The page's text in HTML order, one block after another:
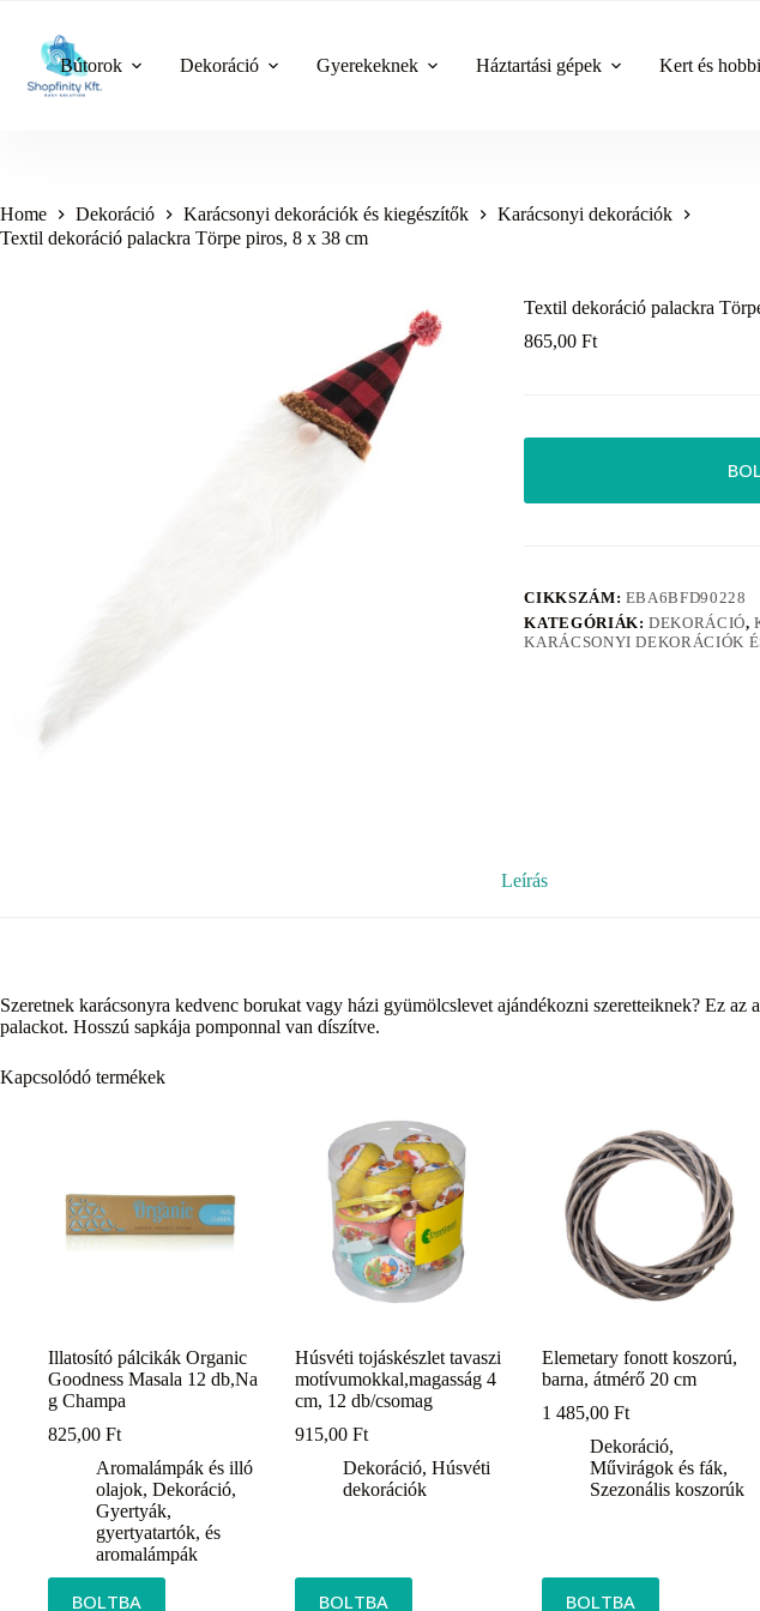
content
Bútorok Dekoráció Gyerekeknek Háztartási gépek Kert és hobbi
Home Dekoráció Karácsonyi dekorációk és kiegészítők
Karácsonyi dekorációk
Textil dekoráció palackra Törpe piros, 8 x 38 cm
Textil dekoráció palackra
865,00Ft
CIKKSZÁM: EBA6BFD90228
KATEGÓRIÁK:DEKORÁCIÓ,
KARÁCSONYI DEKORÁCIÓK
Leírás
Szeretnek karácsonyra kedvenc borukat vagy házi gyümölcslevet ajándékozni szeretteiknek? Ez az
palackot. Hosszú sapkája pomponnal van díszítve.
Kapcsolódó termékek
Illatosító pálcikák Organic
Goodness Masala 12 db,Na
g Champa
825,00 Ft
Aromalámpák és illó
olajok, Dekoráció,
Gyertyák,
gyertyatartók, és
aromalámpák
BOLTBA
Húsvéti tojáskészlet tavaszi
motívumokkal,magasság 4
cm, 12 db/csomag
915,00Ft
Dekoráció,Húsvéti
dekorációk
BOLTBA
Elemetary fonott koszorú,
barna, átmérő 20 cm
1 485,00Ft
Dekoráció,
Művirágok és fák,
Szezonális koszorúk
BOLTBA